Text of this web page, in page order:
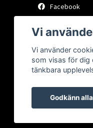
Facebook
Vi
Vi använder
som visas för dig
tänkbara
Godkänn alla